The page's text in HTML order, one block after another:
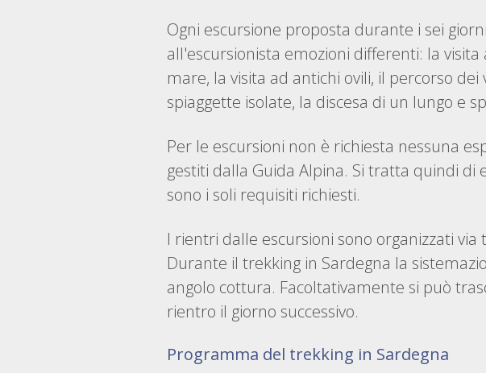
Ogni escursione proposta durante i sei
all'escursionista emozioni differenti: la
mare, la visita ad antichi ovili, il percorso
spiaggette isolate, la discesa di un lungo e
Per le escursioni non è richiesta nessuna
gestiti dalla Guida Alpina. Si tratta quindi
sono i soli requisiti richiesti.
I rientri dalle escursioni sono organizzati
Durante il trekking in Sardegna la
angolo cottura. Facoltativamente si può
rientro il giorno successivo.
Programma del trekking in Sardegna